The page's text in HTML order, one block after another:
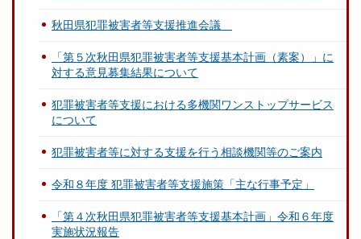
秋田県犯罪被害者等支援推進会議
「第５次秋田県犯罪被害者等支援基本計画（素案）」に
対する意見募集結果について
犯罪被害者等支援における多機関ワンストップサービス
について
犯罪被害者等に対する支援を行う相談機関等のご案内
令和８年度 犯罪被害者等支援施策「主な行事予定」
「第４次秋田県犯罪被害者等支援基本計画」令和６年度
実施状況報告